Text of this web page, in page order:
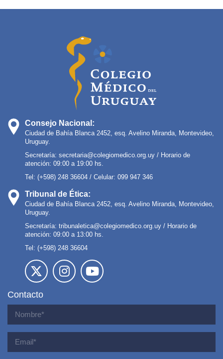
Consejo Nacional:
Ciudad de Bahía Blanca 2452, esq. Avelino Miranda, Montevideo,
Uruguay.
Secretaría: secretaria@colegiomedico.org.uy / Horario de
atención: 09:00 a 19:00 hs.
Tel: (+598) 248 36604 / Celular: 099 947 346
Tribunal de Ética:
Ciudad de Bahía Blanca 2452, esq. Avelino Miranda, Montevideo,
Uruguay.
Secretaría: tribunaletica@colegiomedico.org.uy / Horario de
atención: 09:00 a 13:00 hs.
Tel: (+598) 248 36604
Contacto